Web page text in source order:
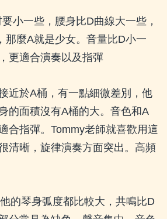
小一些，腰身比D曲線大一些，
那麼A就是少女。音量比D小一
更適合演奏以及指彈
近於A桶，有一點細微差別，他
的面積沒有A桶的大。音色和A
合指彈。 Tommy老師就喜歡用這
清晰，旋律演奏方面突出。高頻
的琴身弧度都比較大，共鳴比D